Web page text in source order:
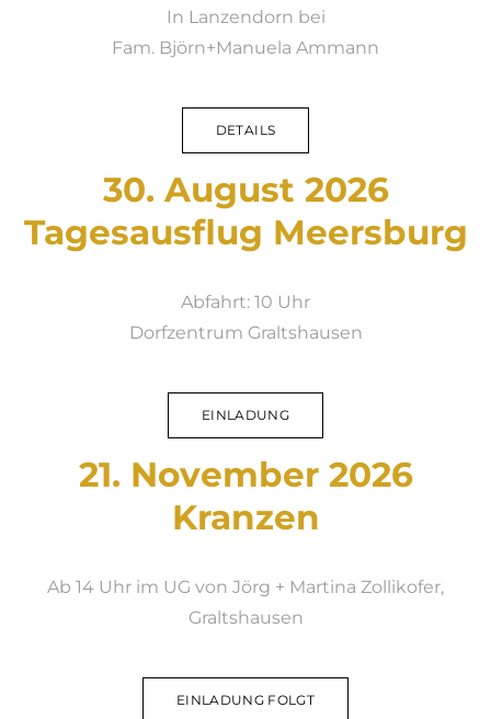
In Lanzendorn bei
​Fam. Björn+Manuela Ammann
DETAILS
30. August 2026
Tagesausflug Meersburg
Abfahrt: 10 Uhr
​Dorfzentrum Graltshausen​​
EINLADUNG
21. November 2026
Kranzen
Ab 14 Uhr im UG von Jörg + Martina Zollikofer,
Graltshausen​
EINLADUNG FOLGT